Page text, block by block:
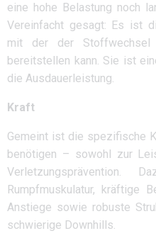
eine hohe Belastung noch
Vereinfacht gesagt: Es ist
mit der der Stoffwechsel
bereitstellen kann. Sie ist
die Ausdauerleistung.
Kraft
Gemeint ist die spezifische
benötigen – sowohl zur
Verletzungsprävention.
Rumpfmuskulatur, kräftige
Anstiege sowie robuste
schwierige Downhills.